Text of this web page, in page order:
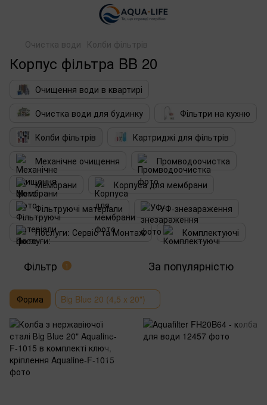
Очистка води Колби фільтрів
Корпус фільтра BB 20
Очищення води в квартирі
Очистка води для будинку
Фільтри на кухню
Колби фільтрів
Картриджі для фільтрів
Механічне очищення
Промводоочистка
Мембрани
Корпуса для мембрани
Фільтруючі матеріали
УФ-знезараження
Послуги: Сервіс та Монтаж
Комплектуючі
Фільтр 1 За популярністю
Форма Big Blue 20 (4,5 x 20")